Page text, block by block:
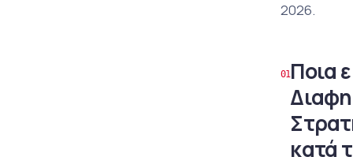
2026.
Ποια
κατά